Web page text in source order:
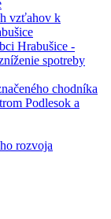
vzťahov k
Hrabušice -
spotreby
chodníka
Podlesok a
rozvoja